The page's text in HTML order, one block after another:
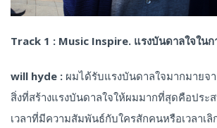
Track 1 : Music Inspire. แรงบันดาลใจในก
will hyde : ผมได้รับแรงบันดาลใจมากมายจ
สิ่งที่สร้างแรงบันดาลใจให้ผมมากที่สุดคือประ
เวลาที่มีความสัมพันธ์กับใครสักคนหรือเวลาเ